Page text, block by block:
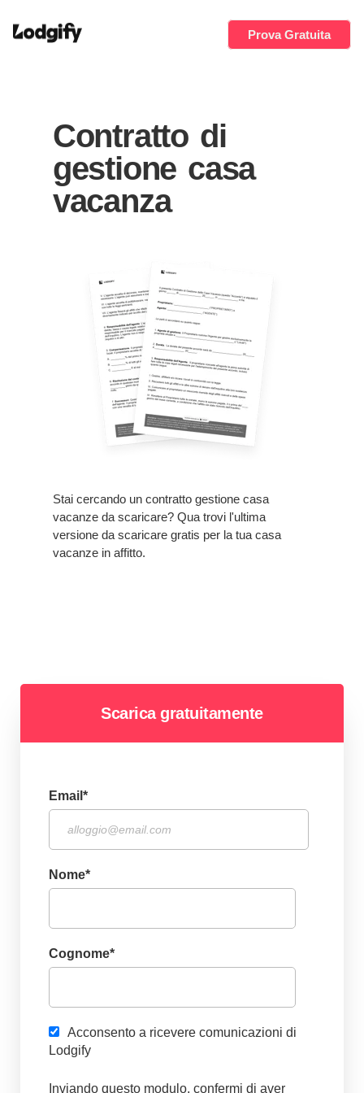
Prova Gratuita
Contratto di
gestione casa
vacanza
Stai cercando un contratto gestione casa
vacanze da scaricare? Qua trovi l'ultima
versione da scaricare gratis per la tua casa
vacanze in affitto.
Scarica gratuitamente
Email *
Nome*
Cognome*
Acconsento a ricevere comunicazioni di
Lodgify
Inviando questo modulo, confermi di aver